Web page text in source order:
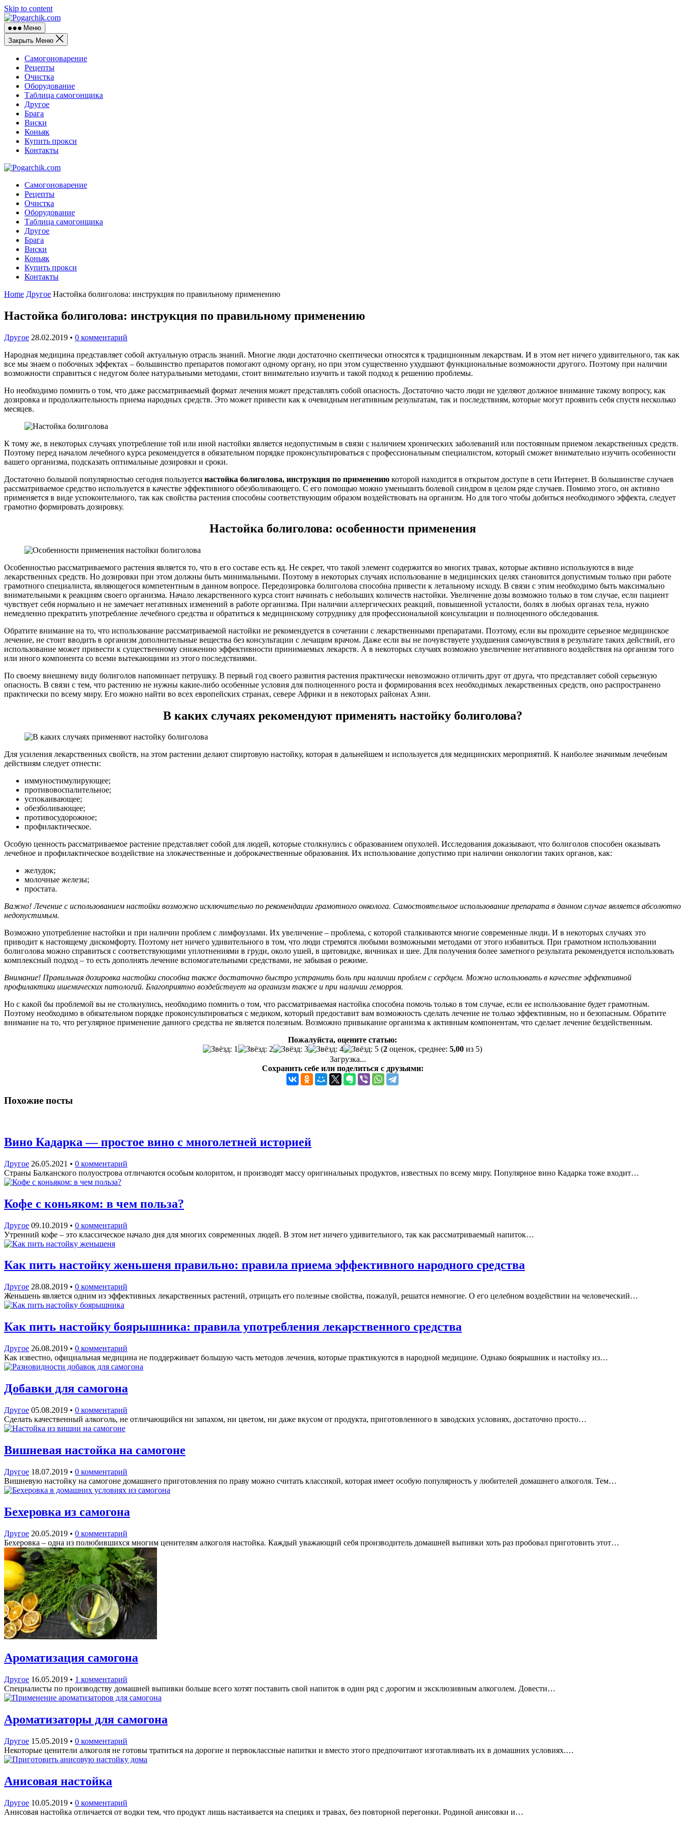
Skip to content
Меню
Закрыть Меню
Самогоноварение
Рецепты
Очистка
Оборудование
Таблица самогонщика
Другое
Брага
Виски
Коньяк
Купить прокси
Контакты
Самогоноварение
Рецепты
Очистка
Оборудование
Таблица самогонщика
Другое
Брага
Виски
Коньяк
Купить прокси
Контакты
Home Другое Настойка болиголова: инструкция по правильному применению
Настойка болиголова: инструкция по правильному применению
Другое 28.02.2019 • 0 комментарий
Народная медицина представляет собой актуальную отрасль знаний. Многие люди достаточно скептически относятся к традиционным лекарствам. И в этом нет ничего удивительного, так как
все мы знаем о побочных эффектах – большинство препаратов помогают одному органу, но при этом существенно ухудшают функциональные возможности другого. Поэтому при наличии
возможности справиться с недугом более натуральными методами, стоит внимательно изучить и такой подход к решению проблемы.
Но необходимо помнить о том, что даже рассматриваемый формат лечения может представлять собой опасность. Достаточно часто люди не уделяют должное внимание такому вопросу, как
дозировка и продолжительность приема народных средств. Это может привести как к очевидным негативным результатам, так и последствиям, которые могут проявить себя спустя несколько
месяцев.
К тому же, в некоторых случаях употребление той или иной настойки является недопустимым в связи с наличием хронических заболеваний или постоянным приемом лекарственных средств.
Поэтому перед началом лечебного курса рекомендуется в обязательном порядке проконсультироваться с профессиональным специалистом, который сможет внимательно изучить особенности
вашего организма, подсказать оптимальные дозировки и сроки.
Достаточно большой популярностью сегодня пользуется настойка болиголова, инструкция по применению которой находится в открытом доступе в сети Интернет. В большинстве случаев
рассматриваемое средство используется в качестве эффективного обезболивающего. С его помощью можно уменьшить болевой синдром в целом ряде случаев. Помимо этого, он активно
применяется в виде успокоительного, так как свойства растения способны соответствующим образом воздействовать на организм. Но для того чтобы добиться необходимого эффекта, следует
грамотно формировать дозировку.
Настойка болиголова: особенности применения
Особенностью рассматриваемого растения является то, что в его составе есть яд. Не секрет, что такой элемент содержится во многих травах, которые активно используются в виде
лекарственных средств. Но дозировки при этом должны быть минимальными. Поэтому в некоторых случаях использование в медицинских целях становится допустимым только при работе
грамотного специалиста, являющегося компетентным в данном вопросе. Передозировка болиголова способна привести к летальному исходу. В связи с этим необходимо быть максимально
внимательными к реакциям своего организма. Начало лекарственного курса стоит начинать с небольших количеств настойки. Увеличение дозы возможно только в том случае, если пациент
чувствует себя нормально и не замечает негативных изменений в работе организма. При наличии аллергических реакций, повышенной усталости, болях в любых органах тела, нужно
немедленно прекратить употребление лечебного средства и обратиться к медицинскому сотруднику для профессиональной консультации и полноценного обследования.
Обратите внимание на то, что использование рассматриваемой настойки не рекомендуется в сочетании с лекарственными препаратами. Поэтому, если вы проходите серьезное медицинское
лечение, не стоит вводить в организм дополнительные вещества без консультации с лечащим врачом. Даже если вы не почувствуете ухудшения самочувствия в результате таких действий, его
использование может привести к существенному снижению эффективности принимаемых лекарств. А в некоторых случаях возможно увеличение негативного воздействия на организм того
или иного компонента со всеми вытекающими из этого последствиями.
По своему внешнему виду болиголов напоминает петрушку. В первый год своего развития растения практически невозможно отличить друг от друга, что представляет собой серьезную
опасность. В связи с тем, что растению не нужны какие-либо особенные условия для полноценного роста и формирования всех необходимых лекарственных средств, оно распространено
практически по всему миру. Его можно найти во всех европейских странах, севере Африки и в некоторых районах Азии.
В каких случаях рекомендуют применять настойку болиголова?
Для усиления лекарственных свойств, на этом растении делают спиртовую настойку, которая в дальнейшем и используется для медицинских мероприятий. К наиболее значимым лечебным
действиям следует отнести:
иммуностимулирующее;
противовоспалительное;
успокаивающее;
обезболивающее;
противосудорожное;
профилактическое.
Особую ценность рассматриваемое растение представляет собой для людей, которые столкнулись с образованием опухолей. Исследования доказывают, что болиголов способен оказывать
лечебное и профилактическое воздействие на злокачественные и доброкачественные образования. Их использование допустимо при наличии онкологии таких органов, как:
желудок;
молочные железы;
простата.
Важно! Лечение с использованием настойки возможно исключительно по рекомендации грамотного онколога. Самостоятельное использование препарата в данном случае является абсолютно
недопустимым.
Возможно употребление настойки и при наличии проблем с лимфоузлами. Их увеличение – проблема, с которой сталкиваются многие современные люди. И в некоторых случаях это
приводит к настоящему дискомфорту. Поэтому нет ничего удивительного в том, что люди стремятся любыми возможными методами от этого избавиться. При грамотном использовании
болиголова можно справиться с соответствующими уплотнениями в груди, около ушей, в щитовидке, яичниках и шее. Для получения более заметного результата рекомендуется использовать
комплексный подход – то есть дополнять лечение вспомогательными средствами, не забывая о режиме.
Внимание! Правильная дозировка настойки способна также достаточно быстро устранить боль при наличии проблем с сердцем. Можно использовать в качестве эффективной
профилактики ишемических патологий. Благоприятно воздействует на организм также и при наличии геморроя.
Но с какой бы проблемой вы не столкнулись, необходимо помнить о том, что рассматриваемая настойка способна помочь только в том случае, если ее использование будет грамотным.
Поэтому необходимо в обязательном порядке проконсультироваться с медиком, который предоставит вам возможность сделать лечение не только эффективным, но и безопасным. Обратите
внимание на то, что регулярное применение данного средства не является полезным. Возможно привыкание организма к активным компонентам, что сделает лечение бездейственным.
Пожалуйста, оцените статью:
(2 оценок, среднее: 5,00 из 5)
Загрузка...
Сохранить себе или поделиться с друзьями:
Похожие посты
Вино Кадарка — простое вино с многолетней историей
Другое 26.05.2021 • 0 комментарий
Страны Балканского полуострова отличаются особым колоритом, и производят массу оригинальных продуктов, известных по всему миру. Популярное вино Кадарка тоже входит…
Кофе с коньяком: в чем польза?
Другое 09.10.2019 • 0 комментарий
Утренний кофе – это классическое начало дня для многих современных людей. В этом нет ничего удивительного, так как рассматриваемый напиток…
Как пить настойку женьшеня правильно: правила приема эффективного народного средства
Другое 28.08.2019 • 0 комментарий
Женьшень является одним из эффективных лекарственных растений, отрицать его полезные свойства, пожалуй, решатся немногие. О его целебном воздействии на человеческий…
Как пить настойку боярышника: правила употребления лекарственного средства
Другое 26.08.2019 • 0 комментарий
Как известно, официальная медицина не поддерживает большую часть методов лечения, которые практикуются в народной медицине. Однако боярышник и настойку из…
Добавки для самогона
Другое 05.08.2019 • 0 комментарий
Сделать качественный алкоголь, не отличающийся ни запахом, ни цветом, ни даже вкусом от продукта, приготовленного в заводских условиях, достаточно просто…
Вишневая настойка на самогоне
Другое 18.07.2019 • 0 комментарий
Вишневую настойку на самогоне домашнего приготовления по праву можно считать классикой, которая имеет особую популярность у любителей домашнего алкоголя. Тем…
Бехеровка из самогона
Другое 20.05.2019 • 0 комментарий
Бехеровка – одна из полюбившихся многим ценителям алкоголя настойка. Каждый уважающий себя производитель домашней выпивки хоть раз пробовал приготовить этот…
Ароматизация самогона
Другое 16.05.2019 • 1 комментарий
Специалисты по производству домашней выпивки больше всего хотят поставить свой напиток в один ряд с дорогим и эксклюзивным алкоголем. Довести…
Ароматизаторы для самогона
Другое 15.05.2019 • 0 комментарий
Некоторые ценители алкоголя не готовы тратиться на дорогие и первоклассные напитки и вместо этого предпочитают изготавливать их в домашних условиях.…
Анисовая настойка
Другое 10.05.2019 • 0 комментарий
Анисовая настойка отличается от водки тем, что продукт лишь настаивается на специях и травах, без повторной перегонки. Родиной анисовки и…